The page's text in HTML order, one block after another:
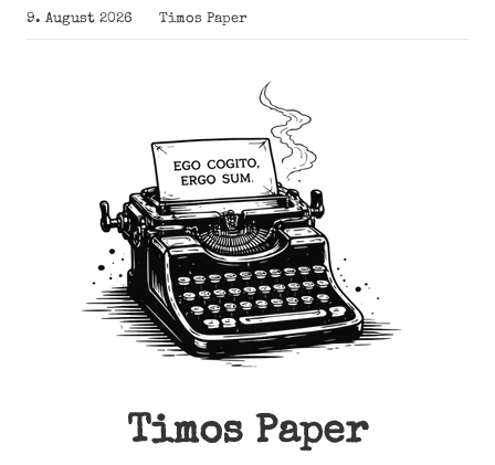
Zum
Inhalt
9. August 2026 Timos Paper
Timos Paper